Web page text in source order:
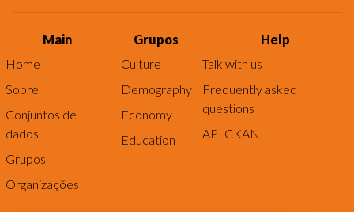
Main
Home
Sobre
Conjuntos de
dados
Grupos
Organizações
Grupos
Culture
Demography
Economy
Education
Help
Talk with us
Frequently asked
questions
API CKAN